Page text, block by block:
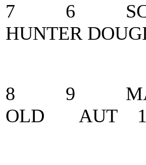
7 6
HUNTER
8 9 MAX -
OLD AUT